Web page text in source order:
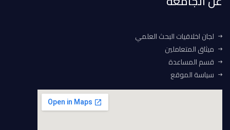
لجان اخلاقيات البحث العلمي
ميثاق المتعاملين
قسم المساعدة
سياسة الموقع